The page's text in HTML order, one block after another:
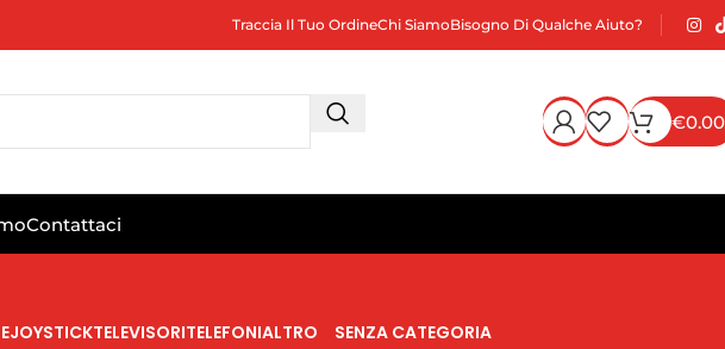
Traccia Il Tuo OrdineChi SiamoBisogno Di Qualche Aiuto?
€0.00
Contattaci
JOYSTICKTELEVISORITELEFONIALTRO SENZA CATEGORIA